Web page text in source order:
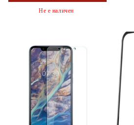
Не е наличен